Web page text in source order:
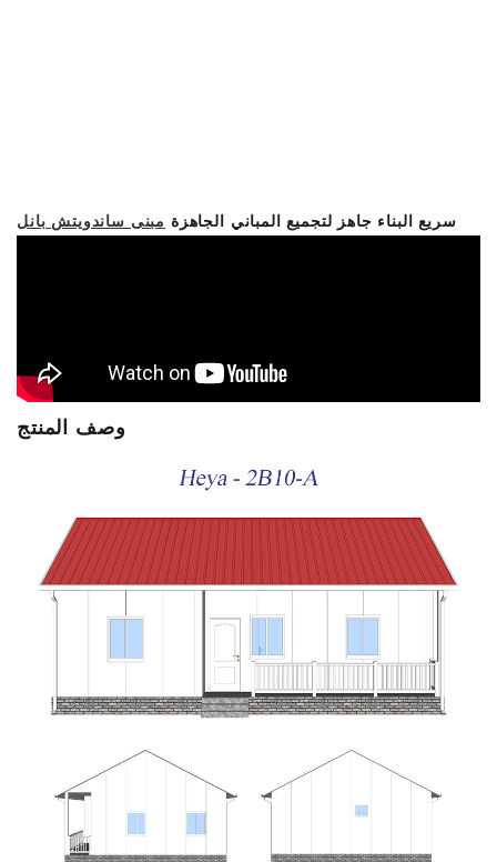
سريع البناء جاهز لتجميع المباني الجاهزة مبنى ساندويتش بانل
وصف المنتج